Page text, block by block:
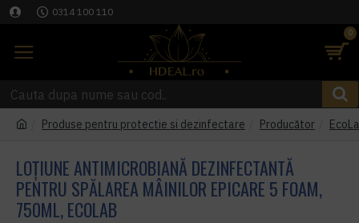
0314 100 110
0
Produse pentru protectie si dezinfectare Producător
LOȚIUNE ANTIMICROBIANĂ DEZINFECTANTĂ
PENTRU SPĂLAREA MÂINILOR EPICARE 5 FOAM,
750ML, ECOLAB